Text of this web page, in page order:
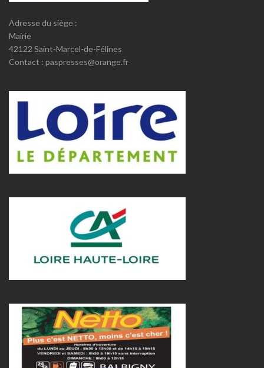
Adresse du siège :
Mairie
42122 Saint-Marcel-de-Félines
Contact : paspresses@orange.fr